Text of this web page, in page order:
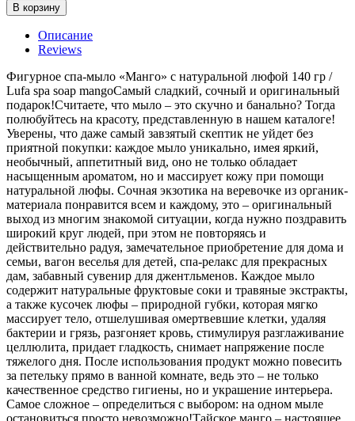
В корзину
Описание
Reviews
Фигурное спа-мыло «Манго» c натуральной люфой 140 гр /
Lufa spa soap mangoСамый сладкий, сочный и оригинальный
подарок!Считаете, что мыло – это скучно и банально? Тогда
полюбуйтесь на красоту, представленную в нашем каталоге!
Уверены, что даже самый завзятый скептик не уйдет без
приятной покупки: каждое мыло уникально, имея яркий,
необычный, аппетитный вид, оно не только обладает
насыщенным ароматом, но и массирует кожу при помощи
натуральной люфы. Сочная экзотика на веревочке из органик-
материала понравится всем и каждому, это – оригинальный
выход из многим знакомой ситуации, когда нужно поздравить
широкий круг людей, при этом не повторяясь и
действительно радуя, замечательное приобретение для дома и
семьи, вагон веселья для детей, спа-релакс для прекрасных
дам, забавный сувенир для джентльменов. Каждое мыло
содержит натуральные фруктовые соки и травяные экстракты,
а также кусочек люфы – природной губки, которая мягко
массирует тело, отшелушивая омертвевшие клетки, удаляя
бактерии и грязь, разгоняет кровь, стимулируя разглаживание
целлюлита, придает гладкость, снимает напряжение после
тяжелого дня. После использования продукт можно повесить
за петельку прямо в ванной комнате, ведь это – не только
качественное средство гигиены, но и украшение интерьера.
Самое сложное – определиться с выбором: на одном мыле
остановиться просто невозможно!Тайское манго – настоящее